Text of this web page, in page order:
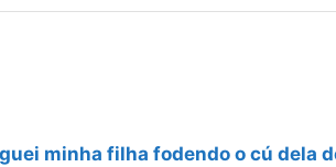
minha filha fodendo o cú dela